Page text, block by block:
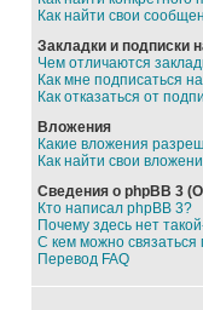
Как найти свои
Закладки и подписки
Чем отличаются
Как мне подписаться
Как отказаться от
Вложения
Какие вложения
Как найти свои
Сведения о phpBB 3
Кто написал phpBB 3?
Почему здесь нет
С кем можно связаться
Перевод FAQ